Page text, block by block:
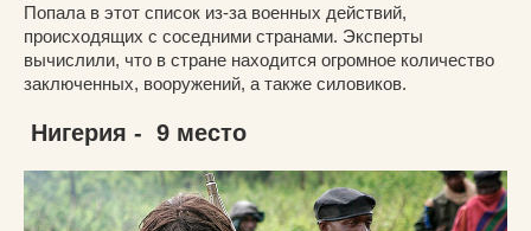
Попала в этот список из-за военных действий,
происходящих с соседними странами. Эксперты
вычислили, что в стране находится огромное количество
заключенных, вооружений, а также силовиков.
Нигерия - 9 место